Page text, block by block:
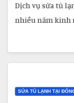
Dịch vụ sửa tủ
nhiều năm kinh
SỬA TỦ LẠNH TẠI